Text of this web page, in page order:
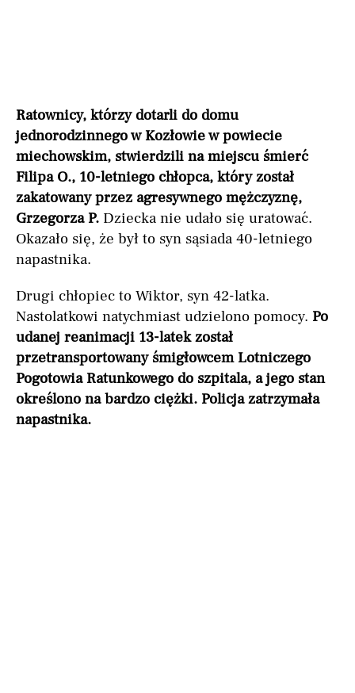
Ratownicy, którzy dotarli do domu
jednorodzinnego w Kozłowie w powiecie
miechowskim, stwierdzili na miejscu śmierć
Filipa O., 10-letniego chłopca, który został
zakatowany przez agresywnego mężczyznę,
Grzegorza P. Dziecka nie udało się uratować.
Okazało się, że był to syn sąsiada 40-letniego
napastnika.
Drugi chłopiec to Wiktor, syn 42-latka.
Nastolatkowi natychmiast udzielono pomocy. Po
udanej reanimacji 13-latek został
przetransportowany śmigłowcem Lotniczego
Pogotowia Ratunkowego do szpitala, a jego stan
określono na bardzo ciężki. Policja zatrzymała
napastnika.